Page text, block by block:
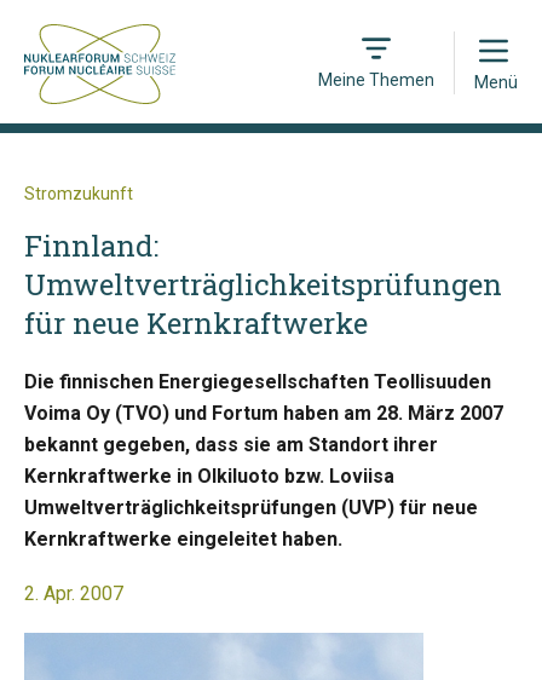
Meine Themen
Open
Menü
Stromzukunft
Finnland:
Umweltverträglichkeitsprüfungen
für neue Kernkraftwerke
Die finnischen Energiegesellschaften Teollisuuden
Voima Oy (TVO) und Fortum haben am 28. März 2007
bekannt gegeben, dass sie am Standort ihrer
Kernkraftwerke in Olkiluoto bzw. Loviisa
Umweltverträglichkeitsprüfungen (UVP) für neue
Kernkraftwerke eingeleitet haben.
2. Apr. 2007